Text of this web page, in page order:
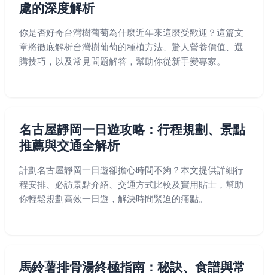
處的深度解析
你是否好奇台灣樹葡萄為什麼近年來這麼受歡迎？這篇文
章將徹底解析台灣樹葡萄的種植方法、驚人營養價值、選
購技巧，以及常見問題解答，幫助你從新手變專家。
名古屋靜岡一日遊攻略：行程規劃、景點
推薦與交通全解析
計劃名古屋靜岡一日遊卻擔心時間不夠？本文提供詳細行
程安排、必訪景點介紹、交通方式比較及實用貼士，幫助
你輕鬆規劃高效一日遊，解決時間緊迫的痛點。
馬鈴薯排骨湯終極指南：秘訣、食譜與常